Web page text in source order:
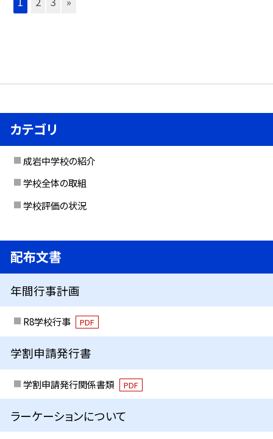
カテゴリ
成岩中学校の紹介
学校全体の取組
学校評価の状況
配布文書
年間行事計画
R8学校行事 PDF
学割申請発行書
学割申請発行関係書類 PDF
ラーケーションについて